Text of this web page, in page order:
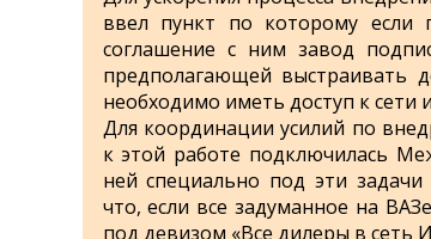
ввел пункт по которому если
соглашение с ним завод
предполагающей выстраивать
необходимо иметь доступ к сети
Для координации усилий по
к этой работе подключилась
ней специально под эти
что, если все задуманное на
под девизом «Все дилеры в сеть